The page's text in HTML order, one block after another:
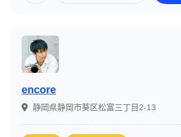
encore
静岡県静岡市葵区松富三丁目2-13